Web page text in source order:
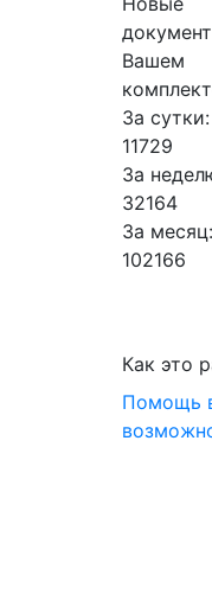
Вашем
За сутки:
11729
За
32164
За месяц:
102166
Как это
Помощь